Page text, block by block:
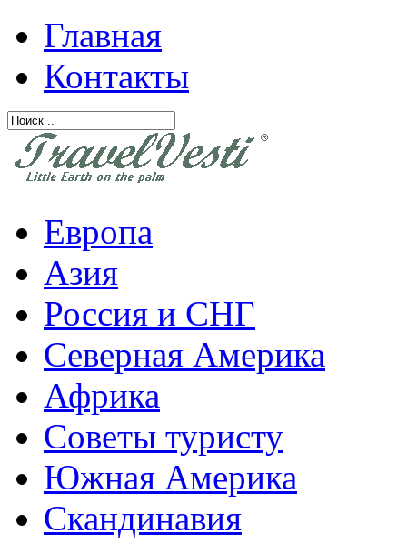
Главная
Контакты
Европа
Азия
Россия и СНГ
Северная Америка
Африка
Советы туристу
Южная Америка
Скандинавия